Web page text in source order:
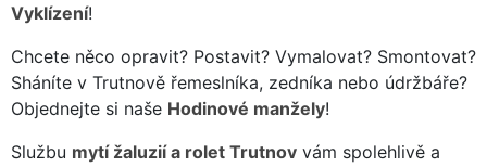
Vyklízení!
Chcete něco opravit? Postavit? Vymalovat? Smontovat?
Sháníte v Trutnově řemeslníka, zedníka nebo údržbáře?
Objednejte si naše Hodinové manžely!
Službu mytí žaluzií a rolet Trutnov vám spolehlivě a